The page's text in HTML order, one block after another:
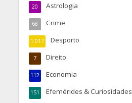
Astrologia
20
Crime
68
Desporto
1.017
Direito
7
Economia
112
Efemérides & Curiosidades
151